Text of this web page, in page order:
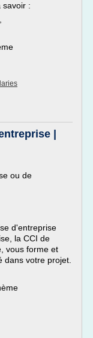
savoir :
|
ou de
d'entreprise
la CCI de
vous forme et
dans votre projet.